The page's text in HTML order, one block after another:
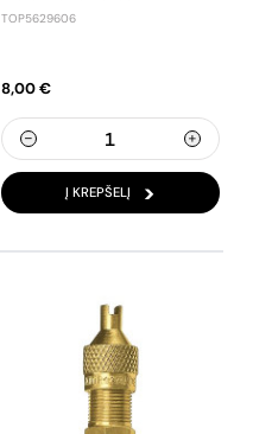
TOP5629606
8,00 €
Į KREPŠELĮ